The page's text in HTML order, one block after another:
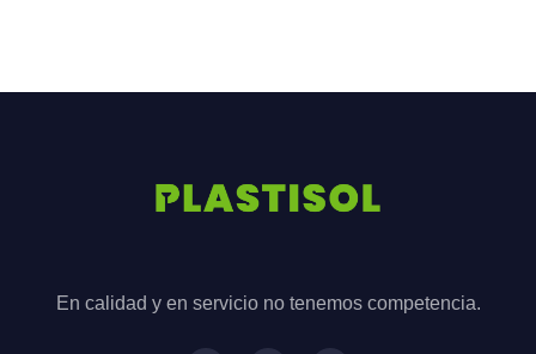
En calidad y en servicio no tenemos competencia.